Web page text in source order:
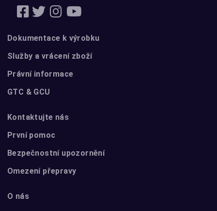
Dokumentace k výrobku
Služby a vrácení zboží
Právní informace
GTC & GCU
Kontaktujte nás
První pomoc
Bezpečnostní upozornění
Omezení přepravy
O nás